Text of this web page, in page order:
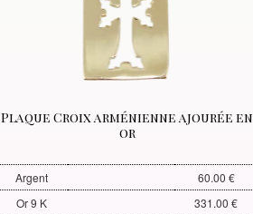
Plaque Croix arménienne ajourée en
or
Argent
60.00 €
Or 9 K
331.00 €